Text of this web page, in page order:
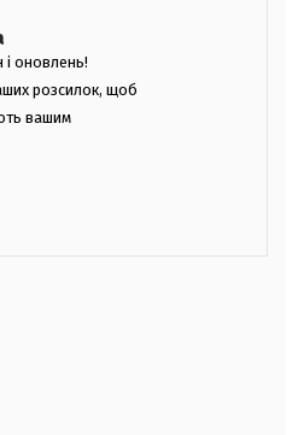
і оновлень!
розсилок, щоб
вашим